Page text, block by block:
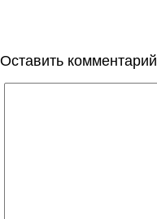
Оставить комментарий